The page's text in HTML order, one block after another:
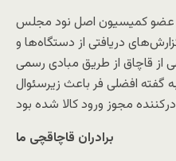
عضو کمیسیون اصل نود مجلس
دریافتی از دستگاه‌ها و
از قاچاق از طریق مبادی رسمی
افضلی فر باعث زیرسئوال
برادران قاچاقچی ما